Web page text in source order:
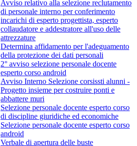
Avviso relativo alla selezione reclutamento
di personale interno per conferimento
incarichi di esperto progettista, esperto
collaudatore e addestratore all'uso delle
attrezzature
Determina affidamento per l'adeguamento
della protezione dei dati personali
2° avviso selezione personale docente
esperto corso android
Avviso Interno Selezione corsissti alunni -
Progetto insieme per costruire ponti e
abbattere muri
Selezione personale docente esperto corso
di discipline giuridiche ed economiche
Selezione personale docente esperto corso
android
Verbale di apertura delle buste